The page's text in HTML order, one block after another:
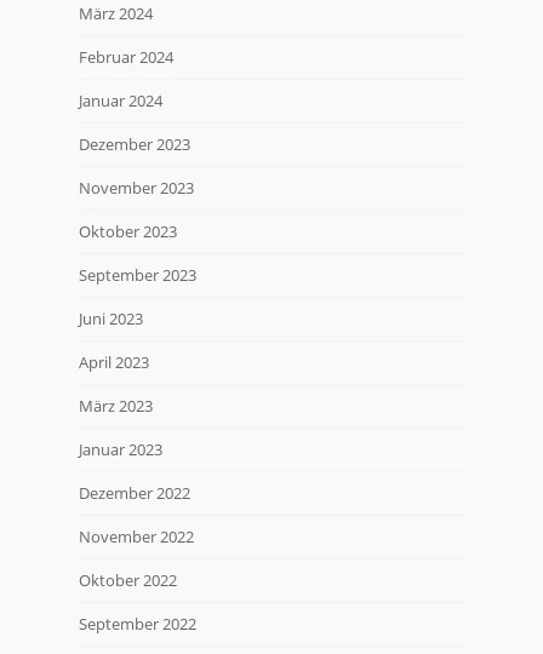
März 2024
Februar 2024
Januar 2024
Dezember 2023
November 2023
Oktober 2023
September 2023
Juni 2023
April 2023
März 2023
Januar 2023
Dezember 2022
November 2022
Oktober 2022
September 2022